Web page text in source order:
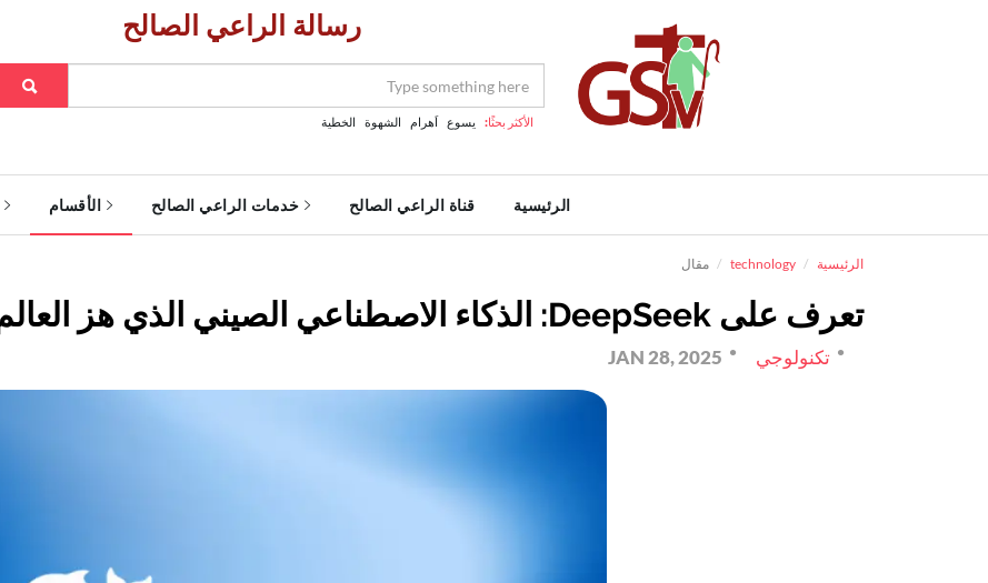
رسالة الراعي الصالح
الأكثر بحثًا: يسوع اَهرام الشهوة الخطية
الرئيسية قناة الراعي الصالح خدمات الراعي الصالح الأقسام
الرئيسية technology مقال
تعرف على DeepSeek: الذكاء الاصطناعي الصيني الذي هز العالم التقني
تكنولوجي JAN 28, 2025